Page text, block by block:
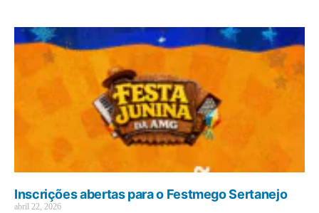
Inscrições abertas para o Festmego Sertanejo
abril 22, 2026